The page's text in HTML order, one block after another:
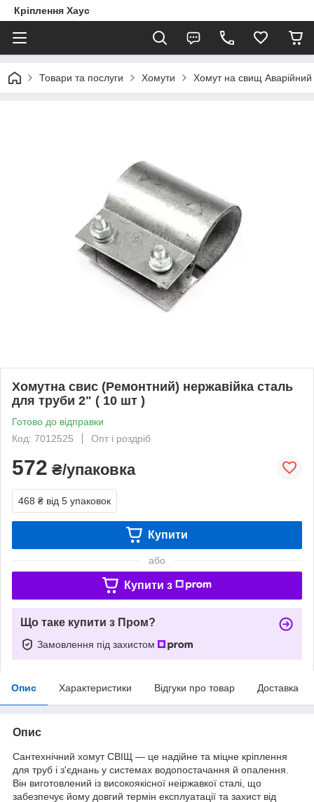
Кріплення Хаус
Товари та послуги Хомути Хомут на свищ Аварійний
Хомутна свис (Ремонтний) нержавійка сталь
для труби 2" ( 10 шт )
Готово до відправки
Код: 7012525
Опт і роздріб
572 ₴/упаковка
468 ₴ від 5 упаковок
Купити
або
Купити з
Що таке купити з Пром?
Замовлення під захистом
Опис Характеристики Відгуки про товар Доставка
Опис
Сантехнічний хомут СВІЩ — це надійне та міцне кріплення
для труб і з'єднань у системах водопостачання й опалення.
Він виготовлений із високоякісної неіржавкої сталі, що
забезпечує йому довгий термін експлуатації та захист від